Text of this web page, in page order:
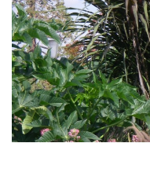
CACTÉES
-
PLANTES
GRASSES
BEGONIAS
DE
COLLECTION